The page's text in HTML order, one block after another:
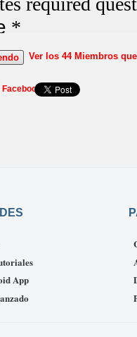
Ver los 44 Miembros
Facebook
App